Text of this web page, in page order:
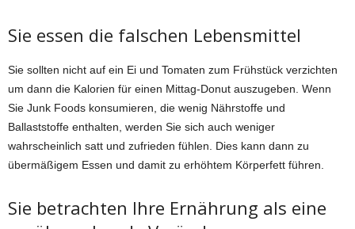
Sie essen die falschen Lebensmittel
Sie sollten nicht auf ein Ei und Tomaten zum Frühstück verzichten
um dann die Kalorien für einen Mittag-Donut auszugeben. Wenn
Sie Junk Foods konsumieren, die wenig Nährstoffe und
Ballaststoffe enthalten, werden Sie sich auch weniger
wahrscheinlich satt und zufrieden fühlen. Dies kann dann zu
übermäßigem Essen und damit zu erhöhtem Körperfett führen.
Sie betrachten Ihre Ernährung als eine